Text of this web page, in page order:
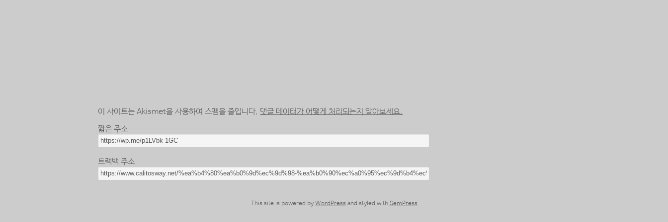
이 사이트는 Akismet을 사용하여 스팸을 줄입니다. 댓글 데이터가 어떻게 처리되는지 알아보세요.
짧은 주소
트랙백 주소
This site is powered by WordPress and styled with SemPress